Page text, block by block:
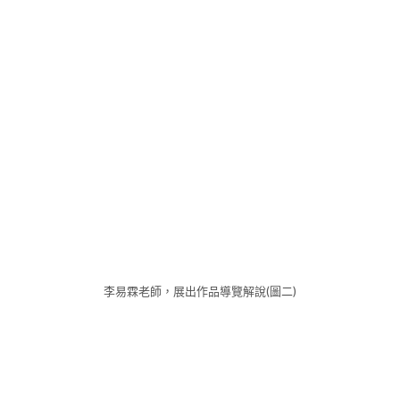
李易霖老師，展出作品導覽解說(圖二)